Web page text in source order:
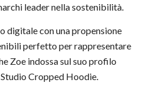
leader nella sostenibilità.
digitale con una propensione
perfetto per rappresentare
Zoe indossa sul suo profilo
Cropped Hoodie.